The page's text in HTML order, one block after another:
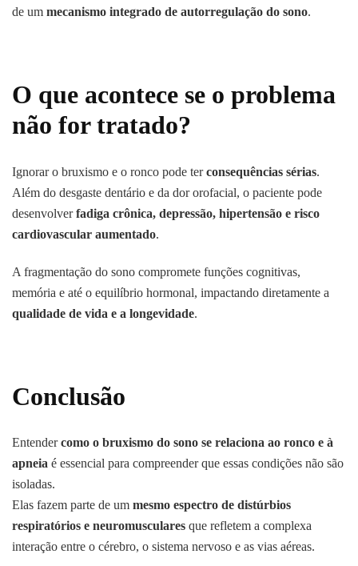
de um mecanismo integrado de autorregulação do sono.
O que acontece se o problema
não for tratado?
Ignorar o bruxismo e o ronco pode terconsequências sérias.
Além do desgaste dentário e da dor orofacial, o paciente pode
desenvolverfadiga crônica, depressão, hipertensão e risco
cardiovascular aumentado.
A fragmentação do sono compromete funções cognitivas,
memória e até o equilíbrio hormonal, impactando diretamente a
qualidade de vida e a longevidade.
Conclusão
Entendercomo o bruxismo do sono se relaciona ao ronco e à
apneia é essencial para compreender que essas condições não são
isoladas.
Elas fazem parte de um mesmo espectro de distúrbios
respiratórios e neuromusculares que refletem a complexa
interação entre o cérebro, o sistema nervoso e as vias aéreas.